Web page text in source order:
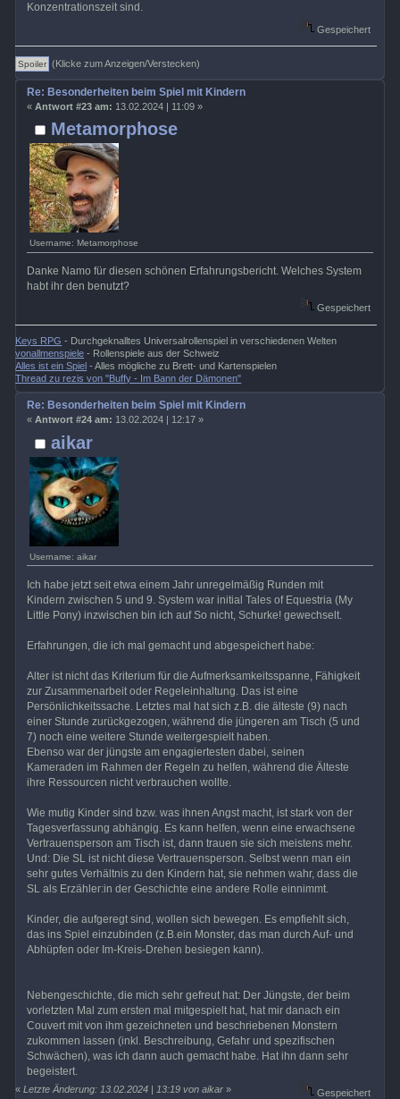
Konzentrationszeit sind.
Gespeichert
(Klicke zum Anzeigen/Verstecken)
Metamorphose
Username: Metamorphose
Re: Besonderheiten beim Spiel mit Kindern
« Antwort #23 am: 13.02.2024 | 11:09 »
Danke Namo für diesen schönen Erfahrungsbericht. Welches System
habt ihr den benutzt?
Gespeichert
Keys RPG - Durchgeknalltes Universalrollenspiel in verschiedenen Welten
vonallmenspiele - Rollenspiele aus der Schweiz
Alles ist ein Spiel - Alles mögliche zu Brett- und Kartenspielen
Thread zu rezis von "Buffy - Im Bann der Dämonen"
aikar
Username: aikar
Re: Besonderheiten beim Spiel mit Kindern
« Antwort #24 am: 13.02.2024 | 12:17 »
Ich habe jetzt seit etwa einem Jahr unregelmäßig Runden mit
Kindern zwischen 5 und 9. System war initial Tales of Equestria (My
Little Pony) inzwischen bin ich auf So nicht, Schurke! gewechselt.
Erfahrungen, die ich mal gemacht und abgespeichert habe:
Alter ist nicht das Kriterium für die Aufmerksamkeitsspanne, Fähigkeit
zur Zusammenarbeit oder Regeleinhaltung. Das ist eine
Persönlichkeitssache. Letztes mal hat sich z.B. die älteste (9) nach
einer Stunde zurückgezogen, während die jüngeren am Tisch (5 und
7) noch eine weitere Stunde weitergespielt haben.
Ebenso war der jüngste am engagiertesten dabei, seinen
Kameraden im Rahmen der Regeln zu helfen, während die Älteste
ihre Ressourcen nicht verbrauchen wollte.
Wie mutig Kinder sind bzw. was ihnen Angst macht, ist stark von der
Tagesverfassung abhängig. Es kann helfen, wenn eine erwachsene
Vertrauensperson am Tisch ist, dann trauen sie sich meistens mehr.
Und: Die SL ist nicht diese Vertrauensperson. Selbst wenn man ein
sehr gutes Verhältnis zu den Kindern hat, sie nehmen wahr, dass die
SL als Erzähler:in der Geschichte eine andere Rolle einnimmt.
Kinder, die aufgeregt sind, wollen sich bewegen. Es empfiehlt sich,
das ins Spiel einzubinden (z.B.ein Monster, das man durch Auf- und
Abhüpfen oder Im-Kreis-Drehen besiegen kann).
Nebengeschichte, die mich sehr gefreut hat: Der Jüngste, der beim
vorletzten Mal zum ersten mal mitgespielt hat, hat mir danach ein
Couvert mit von ihm gezeichneten und beschriebenen Monstern
zukommen lassen (inkl. Beschreibung, Gefahr und spezifischen
Schwächen), was ich dann auch gemacht habe. Hat ihn dann sehr
begeistert.
«Letzte Änderung: 13.02.2024 | 13:19 von aikar » Gespeichert